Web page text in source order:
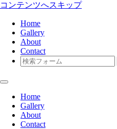
コンテンツへスキップ
Home
Gallery
About
Contact
Home
Gallery
About
Contact